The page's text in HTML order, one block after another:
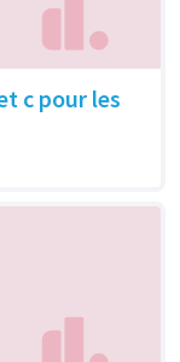
c pour les